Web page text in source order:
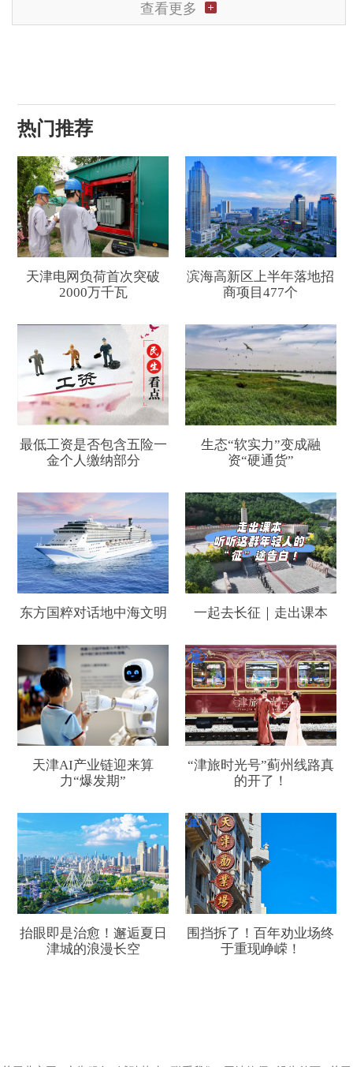
查看更多
热门推荐
天津电网负荷首次突破
2000万千瓦
滨海高新区上半年落地招
商项目477个
最低工资是否包含五险一
金个人缴纳部分
生态“软实力”变成融
资“硬通货”
东方国粹对话地中海文明 一起去长征｜走出课本
天津AI产业链迎来算
力“爆发期”
“津旅时光号”蓟州线路真
的开了！
抬眼即是治愈！邂逅夏日
津城的浪漫长空
围挡拆了！百年劝业场终
于重现峥嵘！